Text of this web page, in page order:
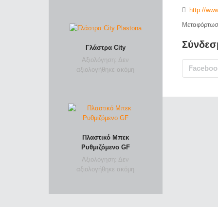
http://
Γλάστρα City
Αξιολόγηση: Δεν
αξιολογήθηκε ακόμη
Πλαστικό Μπεκ
Ρυθμιζόμενο GF
Αξιολόγηση: Δεν
αξιολογήθηκε ακόμη